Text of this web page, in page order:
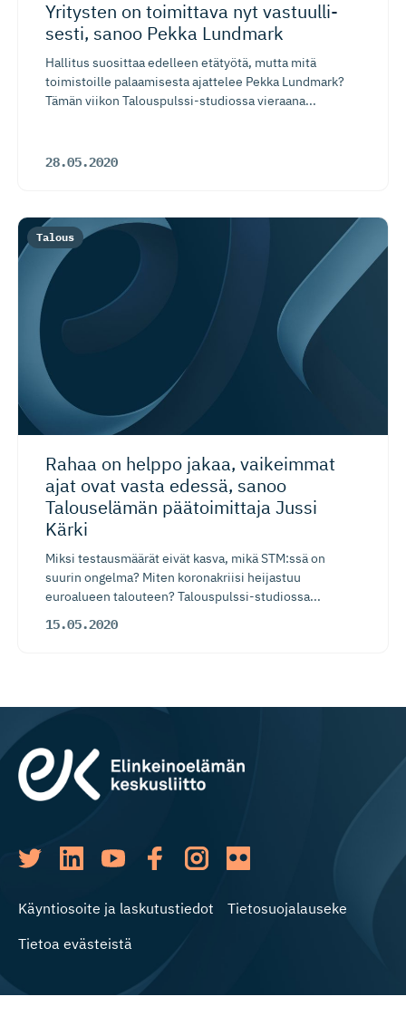
Yritysten on toimittava nyt vastuulli­
sesti, sanoo Pekka Lundmark
Hallitus suosittaa edelleen etätyötä, mutta mitä
toimistoille palaamisesta ajattelee Pekka Lundmark?
Tämän viikon Talouspulssi-studiossa vieraana...
28.05.2020
Rahaa on helppo jakaa, vaikeimmat
ajat ovat vasta edessä, sanoo
Talouselämän päätoimittaja Jussi
Kärki
Miksi testausmäärät eivät kasva, mikä STM:ssä on
suurin ongelma? Miten koronakriisi heijastuu
euroalueen talouteen? Talouspulssi-studiossa...
15.05.2020
Talous
Käyntiosoite ja laskutustiedot
Tietosuojalauseke
Tietoa evästeistä